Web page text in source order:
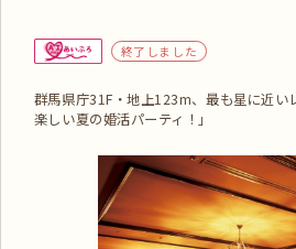
終了しました
群馬県庁31F・地上123m、最も星に近い
楽しい夏の婚活パーティ！」